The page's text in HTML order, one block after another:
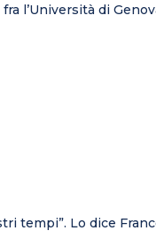
l’Università di
tempi”. Lo dice